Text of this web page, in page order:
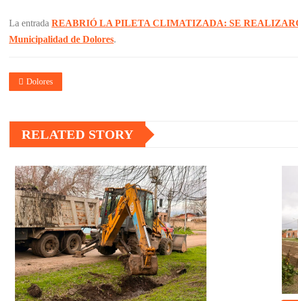
La entrada REABRIÓ LA PILETA CLIMATIZADA: SE
Municipalidad de Dolores.
Dolores
RELATED STORY